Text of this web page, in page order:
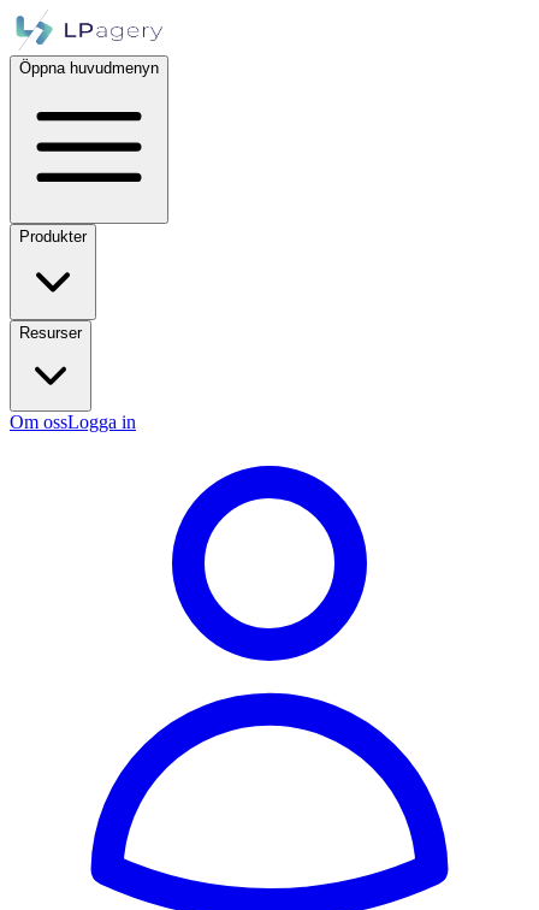
Öppna huvudmenyn
Produkter
Resurser
Om ossLogga in